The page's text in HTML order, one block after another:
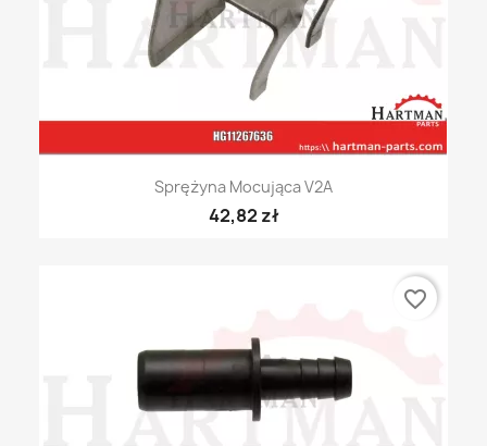
Sprężyna Mocująca V2A
42,82 zł
favorite_border